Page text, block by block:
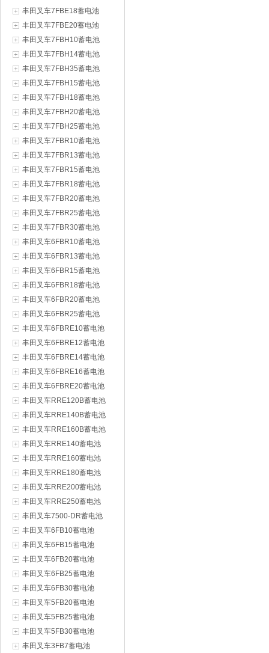
丰田叉车7FBE18蓄电池
丰田叉车7FBE20蓄电池
丰田叉车7FBH10蓄电池
丰田叉车7FBH14蓄电池
丰田叉车7FBH35蓄电池
丰田叉车7FBH15蓄电池
丰田叉车7FBH18蓄电池
丰田叉车7FBH20蓄电池
丰田叉车7FBH25蓄电池
丰田叉车7FBR10蓄电池
丰田叉车7FBR13蓄电池
丰田叉车7FBR15蓄电池
丰田叉车7FBR18蓄电池
丰田叉车7FBR20蓄电池
丰田叉车7FBR25蓄电池
丰田叉车7FBR30蓄电池
丰田叉车6FBR10蓄电池
丰田叉车6FBR13蓄电池
丰田叉车6FBR15蓄电池
丰田叉车6FBR18蓄电池
丰田叉车6FBR20蓄电池
丰田叉车6FBR25蓄电池
丰田叉车6FBRE10蓄电池
丰田叉车6FBRE12蓄电池
丰田叉车6FBRE14蓄电池
丰田叉车6FBRE16蓄电池
丰田叉车6FBRE20蓄电池
丰田叉车RRE120B蓄电池
丰田叉车RRE140B蓄电池
丰田叉车RRE160B蓄电池
丰田叉车RRE140蓄电池
丰田叉车RRE160蓄电池
丰田叉车RRE180蓄电池
丰田叉车RRE200蓄电池
丰田叉车RRE250蓄电池
丰田叉车7500-DR蓄电池
丰田叉车6FB10蓄电池
丰田叉车6FB15蓄电池
丰田叉车6FB20蓄电池
丰田叉车6FB25蓄电池
丰田叉车6FB30蓄电池
丰田叉车5FB20蓄电池
丰田叉车5FB25蓄电池
丰田叉车5FB30蓄电池
丰田叉车3FB7蓄电池